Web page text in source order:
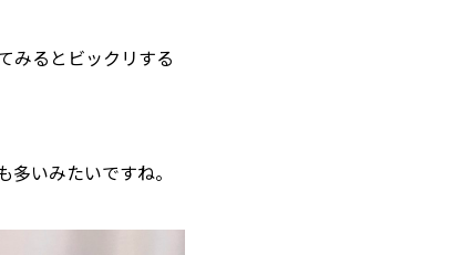
みるとビックリする
いみたいですね。